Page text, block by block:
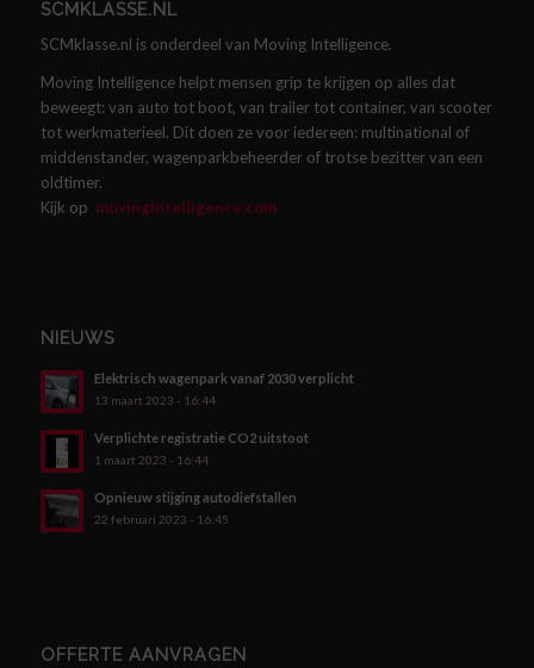
SCMKLASSE.NL
SCMklasse.nl is onderdeel van Moving Intelligence.
Moving Intelligence helpt mensen grip te krijgen op alles dat
beweegt: van auto tot boot, van trailer tot container, van scooter
tot werkmaterieel. Dit doen ze voor iedereen: multinational of
middenstander, wagenparkbeheerder of trotse bezitter van een
oldtimer.
Kijk op movingintelligence.com
NIEUWS
Elektrisch wagenpark vanaf 2030 verplicht
13 maart 2023 - 16:44
Verplichte registratie CO2 uitstoot
1 maart 2023 - 16:44
Opnieuw stijging autodiefstallen
22 februari 2023 - 16:45
OFFERTE AANVRAGEN